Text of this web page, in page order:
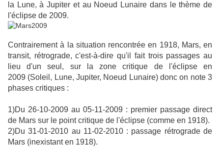
la Lune, à Jupiter et au Noeud Lunaire dans le thème de
l'éclipse de 2009.
Contrairement à la situation rencontrée en 1918, Mars, en
transit, rétrograde, c'est-à-dire qu'il fait trois passages au
lieu d'un seul, sur la zone critique de l'éclipse en
2009 (Soleil, Lune, Jupiter, Noeud Lunaire) donc on note 3
phases critiques :
1)Du 26-10-2009 au 05-11-2009 : premier passage direct
de Mars sur le point critique de l'éclipse (comme en 1918).
2)Du 31-01-2010 au 11-02-2010 : passage rétrograde de
Mars (inexistant en 1918).